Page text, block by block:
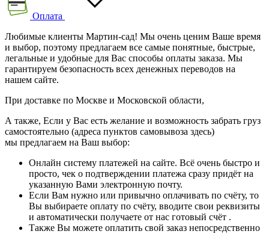
Оплата
Любимые клиенты Мартин-сад! Мы очень ценим Ваше время
и выбор, поэтому предлагаем все самые понятные, быстрые,
легальные и удобные для Вас способы оплаты заказа. Мы
гарантируем безопасность всех денежных переводов на
нашем сайте.
При доставке по Москве и Московской области,
А также, Если у Вас есть желание и возможность забрать груз
самостоятельно (адреса пунктов самовывоза здесь)
мы предлагаем на Ваш выбор:
Онлайн систему платежей на сайте. Всё очень быстро и
просто, чек о подтверждении платежа сразу придёт на
указанную Вами электронную почту.
Если Вам нужно или привычно оплачивать по счёту, то
Вы выбираете оплату по счёту, вводите свои реквизиты
и автоматически получаете от нас готовый счёт .
Также Вы можете оплатить свой заказ непосредственно